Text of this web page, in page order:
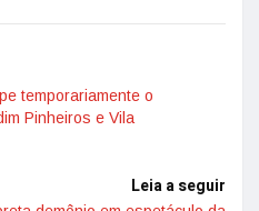
temporariamente o
Pinheiros e Vila
Leia a seguir